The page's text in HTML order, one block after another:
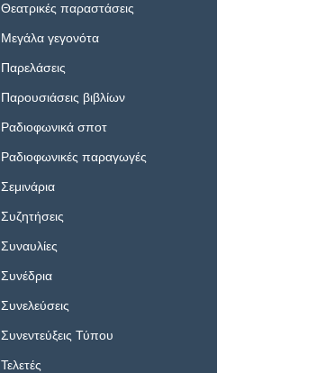
Θεατρικές παραστάσεις
Μεγάλα γεγονότα
Παρελάσεις
Παρουσιάσεις βιβλίων
Ραδιοφωνικά σποτ
Ραδιοφωνικές παραγωγές
Σεμινάρια
Συζητήσεις
Συναυλίες
Συνέδρια
Συνελεύσεις
Συνεντεύξεις Τύπου
Τελετές